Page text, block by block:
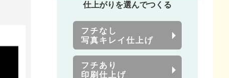
仕上がりを選んでつくる
フチなし
写真キレイ仕上げ
フチあり
印刷仕上げ